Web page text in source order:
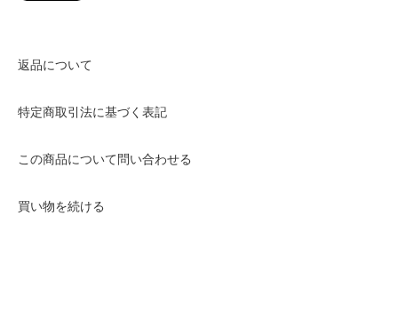
返品について
特定商取引法に基づく表記
この商品について問い合わせる
買い物を続ける